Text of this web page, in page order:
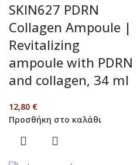
SKIN627 PDRN
Collagen Ampoule |
Revitalizing
ampoule with PDRN
and collagen, 34 ml
12,80 €
Προσθήκη στο καλάθι